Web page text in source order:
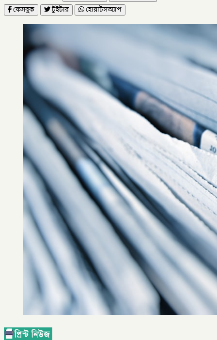
ফেসবুক
টুইটার হোয়াটসঅ্যাপ